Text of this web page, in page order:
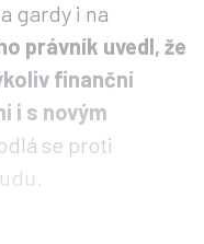
gardy i na
právník uvedl, že
finanční
i s novým
se proti